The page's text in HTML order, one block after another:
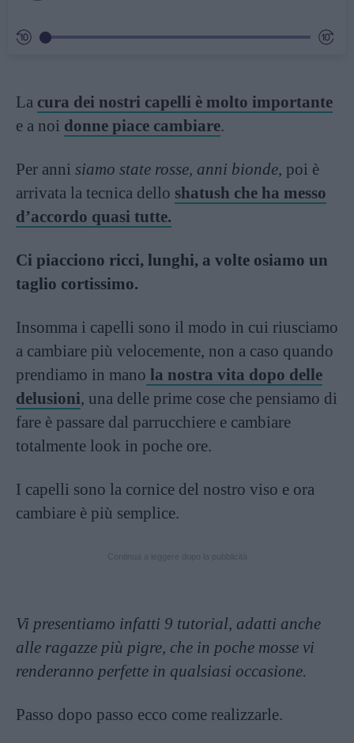
La cura dei nostri capelli è molto importante
e a noi donne piace cambiare.
Per anni siamo state rosse, anni bionde, poi è
arrivata la tecnica dello shatush che ha messo
d’accordo quasi tutte.
Ci piacciono ricci, lunghi, a volte osiamo un
taglio cortissimo.
Insomma i capelli sono il modo in cui riusciamo
a cambiare più velocemente, non a caso quando
prendiamo in mano la nostra vita dopo delle
delusioni, una delle prime cose che pensiamo di
fare è passare dal parrucchiere e cambiare
totalmente look in poche ore.
I capelli sono la cornice del nostro viso e ora
cambiare è più semplice.
Vi presentiamo infatti 9 tutorial, adatti anche
alle ragazze più pigre, che in poche mosse vi
renderanno perfette in qualsiasi occasione.
Passo dopo passo ecco come realizzarle.